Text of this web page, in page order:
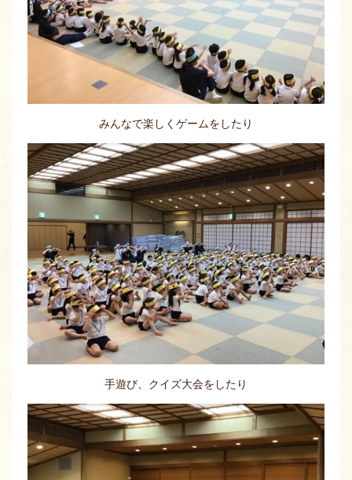
みんなで楽しくゲームをしたり
手遊び、クイズ大会をしたり